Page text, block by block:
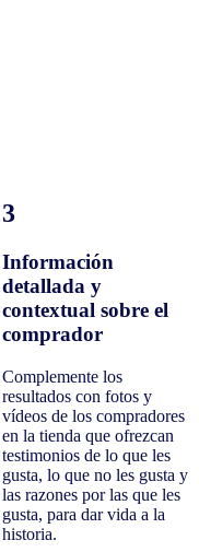
3
Información
detallada y
contextual sobre el
comprador
Complemente los
resultados con fotos y
vídeos de los compradores
en la tienda que ofrezcan
testimonios de lo que les
gusta, lo que no les gusta y
las razones por las que les
gusta, para dar vida a la
historia.